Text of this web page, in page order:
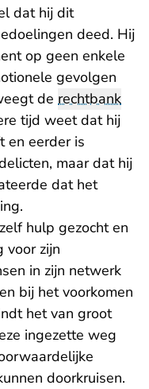
dat hij dit
deed. Hij
op geen enkele
gevolgen
de rechtbank
tijd weet dat hij
en eerder is
maar dat hij
dat het
hulp gezocht en
voor zijn
in zijn netwerk
bij het voorkomen
het van groot
ingezette weg
doorkruisen.